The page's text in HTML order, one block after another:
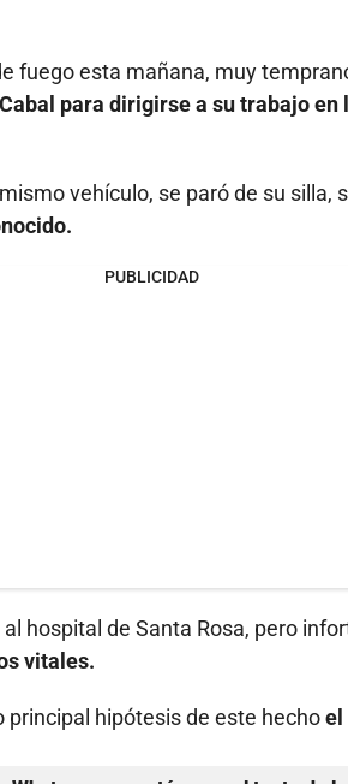
fuego esta mañana, muy
para dirigirse a su trabajo en
vehículo, se paró de su silla,
PUBLICIDAD
hospital de Santa Rosa, pero
vitales.
hipótesis de este hechoel